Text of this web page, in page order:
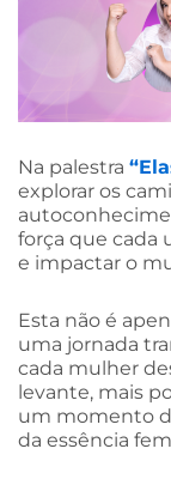
Na palestra
explorar os
força que cada
e impactar o
Esta não é
uma jornada
cada mulher
levante, mais
um momento
da essência